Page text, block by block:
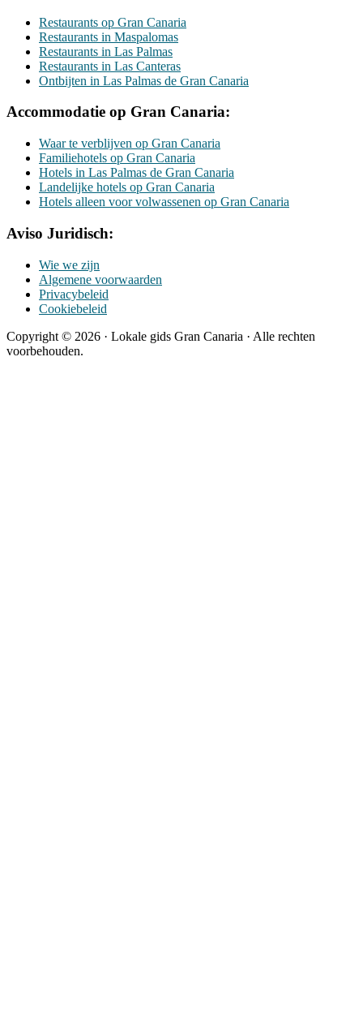
Restaurants op Gran Canaria
Restaurants in Maspalomas
Restaurants in Las Palmas
Restaurants in Las Canteras
Ontbijten in Las Palmas de Gran Canaria
Accommodatie op Gran Canaria:
Waar te verblijven op Gran Canaria
Familiehotels op Gran Canaria
Hotels in Las Palmas de Gran Canaria
Landelijke hotels op Gran Canaria
Hotels alleen voor volwassenen op Gran Canaria
Aviso Juridisch:
Wie we zijn
Algemene voorwaarden
Privacybeleid
Cookiebeleid
Copyright © 2026 · Lokale gids Gran Canaria · Alle rechten
voorbehouden.